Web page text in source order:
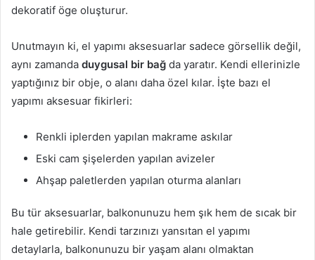
dekoratif öge oluşturur.
Unutmayın ki, el yapımı aksesuarlar sadece görsellik değil,
aynı zamanda duygusal bir bağ da yaratır. Kendi ellerinizle
yaptığınız bir obje, o alanı daha özel kılar. İşte bazı el
yapımı aksesuar fikirleri:
Renkli iplerden yapılan makrame askılar
Eski cam şişelerden yapılan avizeler
Ahşap paletlerden yapılan oturma alanları
Bu tür aksesuarlar, balkonunuzu hem şık hem de sıcak bir
hale getirebilir. Kendi tarzınızı yansıtan el yapımı
detaylarla, balkonunuzu bir yaşam alanı olmaktan